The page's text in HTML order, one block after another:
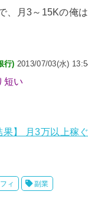
、月3～15Kの俺
行) 2013/07/03(水)
短い
果】 月3万以上稼
ィ 副業